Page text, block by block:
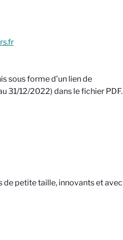
sous forme d’un lien de
31/12/2022) dans le fichier PDF.
de petite taille, innovants et avec